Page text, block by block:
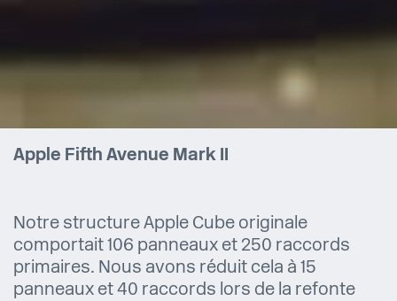
Apple Fifth Avenue Mark II
Notre structure Apple Cube originale
comportait 106 panneaux et 250 raccords
primaires. Nous avons réduit cela à 15
panneaux et 40 raccords lors de la refonte